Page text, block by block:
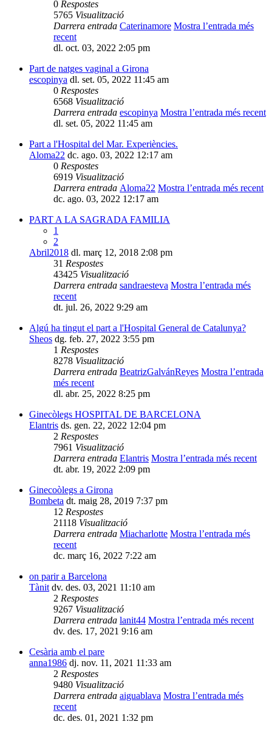
0 Respostes
5765 Visualització
Darrera entrada Caterinamore Mostra l’entrada més
recent
dl. oct. 03, 2022 2:05 pm
Part de natges vaginal a Girona
escopinya dl. set. 05, 2022 11:45 am
0 Respostes
6568 Visualització
Darrera entrada escopinya Mostra l’entrada més recent
dl. set. 05, 2022 11:45 am
Part a l'Hospital del Mar. Experiències.
Aloma22 dc. ago. 03, 2022 12:17 am
0 Respostes
6919 Visualització
Darrera entrada Aloma22 Mostra l’entrada més recent
dc. ago. 03, 2022 12:17 am
PART A LA SAGRADA FAMILIA
1
2
Abril2018 dl. març 12, 2018 2:08 pm
31 Respostes
43425 Visualització
Darrera entrada sandraesteva Mostra l’entrada més
recent
dt. jul. 26, 2022 9:29 am
Algú ha tingut el part a l'Hospital General de Catalunya?
Sheos dg. feb. 27, 2022 3:55 pm
1 Respostes
8278 Visualització
Darrera entrada BeatrizGalvánReyes Mostra l’entrada
més recent
dl. abr. 25, 2022 8:25 pm
Ginecòlegs HOSPITAL DE BARCELONA
Elantris ds. gen. 22, 2022 12:04 pm
2 Respostes
7961 Visualització
Darrera entrada Elantris Mostra l’entrada més recent
dt. abr. 19, 2022 2:09 pm
Ginecoòlegs a Girona
Bombeta dt. maig 28, 2019 7:37 pm
12 Respostes
21118 Visualització
Darrera entrada Miacharlotte Mostra l’entrada més
recent
dc. març 16, 2022 7:22 am
on parir a Barcelona
Tànit dv. des. 03, 2021 11:10 am
2 Respostes
9267 Visualització
Darrera entrada lanit44 Mostra l’entrada més recent
dv. des. 17, 2021 9:16 am
Cesària amb el pare
anna1986 dj. nov. 11, 2021 11:33 am
2 Respostes
9480 Visualització
Darrera entrada aiguablava Mostra l’entrada més
recent
dc. des. 01, 2021 1:32 pm